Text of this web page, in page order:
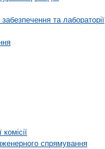
та лабораторії
спрямування